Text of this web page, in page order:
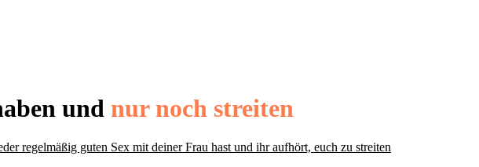
und nur noch streiten
regelmäßig guten Sex mit deiner Frau hast und ihr aufhört, euch zu streiten